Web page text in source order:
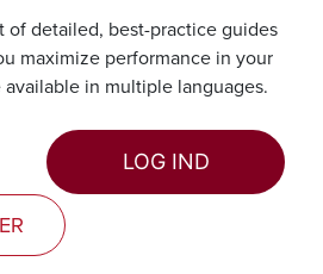
– øget overlevelse og
avlsdyr håndteres første
fremtid og bør få lidt
vi sikrer de bedste forhold for
opmærksomhed kan med fordel
rutiner, så vi tilgodeser ensartethed
of detailed, best-practice guides
maximize performance in your
in multiple languages.
LOG IND